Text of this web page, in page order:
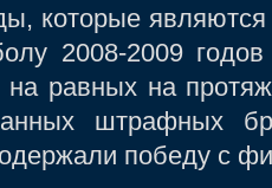
которые
2008-2009
равных на
штрафных
победу с